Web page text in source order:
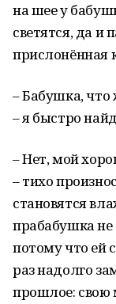
на шее у
светятся, да и
прислонённая
– Бабушка,
– я быстро
– Нет, мой
– тихо
становятся
прабабушка не
потому что ей
раз надолго
прошлое: